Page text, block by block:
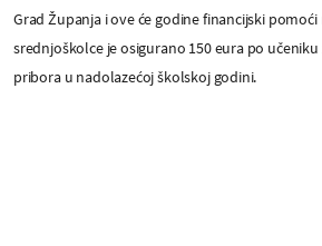
Grad Županja i ove će godine financijski
srednjoškolce je osigurano 150 eura po
pribora u nadolazećoj školskoj godini.